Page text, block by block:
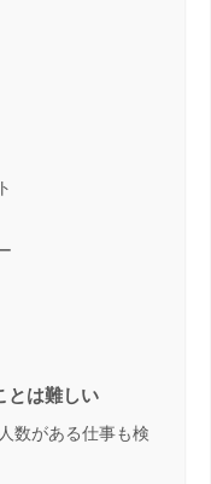
とは難しい
数がある仕事も検